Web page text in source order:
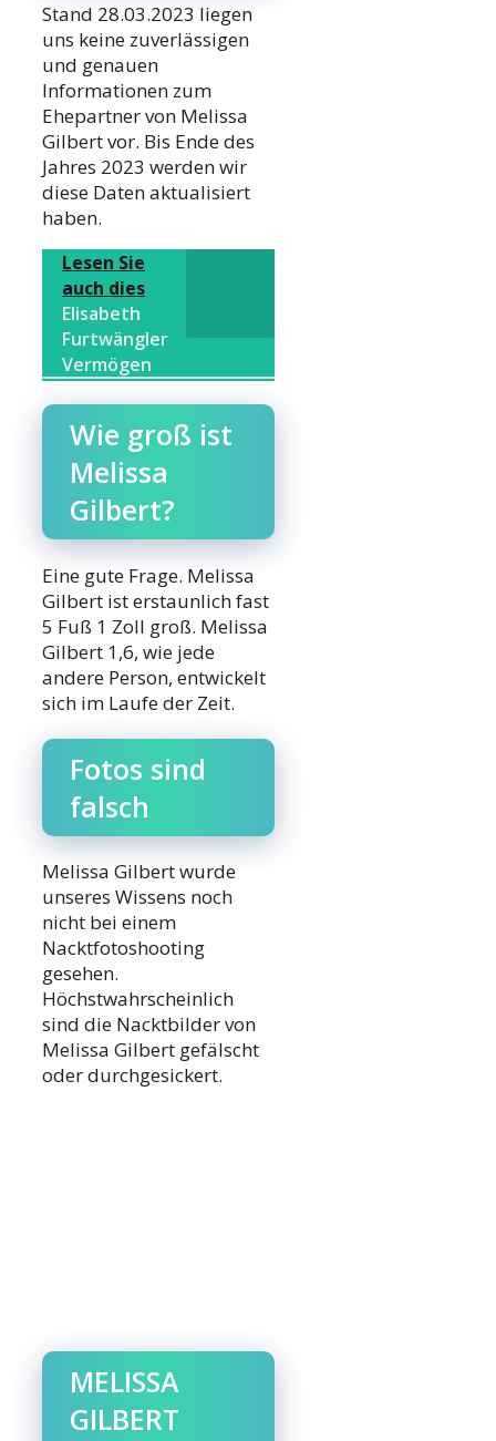
Stand 28.03.2023 liegen
uns keine zuverlässigen
und genauen
Informationen zum
Ehepartner von Melissa
Gilbert vor. Bis Ende des
Jahres 2023 werden wir
diese Daten aktualisiert
haben.
Lesen Sie
auch dies
Elisabeth
Furtwängler
Vermögen
Wie groß ist
Melissa
Gilbert?
Eine gute Frage. Melissa
Gilbert ist erstaunlich fast
5 Fuß 1 Zoll groß. Melissa
Gilbert 1,6, wie jede
andere Person, entwickelt
sich im Laufe der Zeit.
Fotos sind
falsch
Melissa Gilbert wurde
unseres Wissens noch
nicht bei einem
Nacktfotoshooting
gesehen.
Höchstwahrscheinlich
sind die Nacktbilder von
Melissa Gilbert gefälscht
oder durchgesickert.
MELISSA
GILBERT